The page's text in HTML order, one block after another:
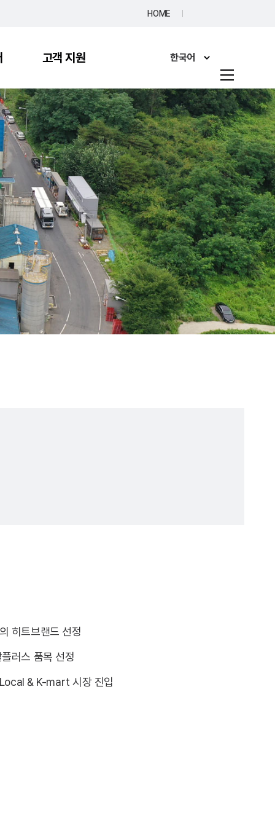
HOME
고객 지원
고객의 소리
FAQ
한국어
한국어
English
日本語
简体中文
Italiano
Français
Deutsch
O'zbekcha
Русский
히트브랜드 선정
플러스 품목 선정
& K-mart 시장 진입